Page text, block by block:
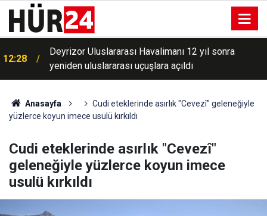
12:28
Deyrizor Uluslararası Havalimanı 12 yıl sonra
yeniden uluslararası uçuşlara açıldı
12:21
Kastamonu merkezli uyuşturucu operasyonunda 15
şüpheliye işlem
Anasayfa
Cudi eteklerinde asırlık "Cevezî" geleneğiyle
yüzlerce koyun imece usulü kırkıldı
Cudi eteklerinde asırlık "Cevezî"
geleneğiyle yüzlerce koyun imece
usulü kırkıldı